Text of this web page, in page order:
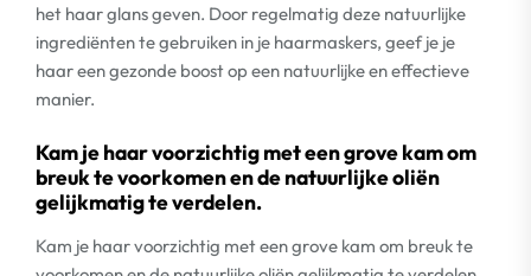
het haar glans geven. Door regelmatig deze natuurlijke
ingrediënten te gebruiken in je haarmaskers, geef je je
haar een gezonde boost op een natuurlijke en effectieve
manier.
Kam je haar voorzichtig met een grove kam om
breuk te voorkomen en de natuurlijke oliën
gelijkmatig te verdelen.
Kam je haar voorzichtig met een grove kam om breuk te